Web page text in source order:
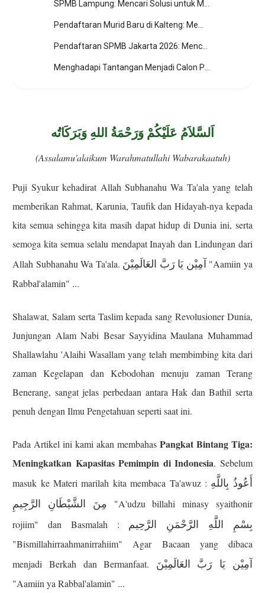
اَلسَّلاَمُ عَلَيْكُمْ وَرَحْمَةُ اللهِ وَبَرَكَاتُه
(Assalamu'alaikum Warahmatullahi Wabarakaatuh)
Puji Syukur kehadirat Allah Subhanahu Wa Ta'ala yang telah
memberikan Rahmat, Karunia, Taufik dan Hidayah-nya kepada
kita semua sehingga kita masih dapat hidup di Dunia ini, serta
semoga kita semua selalu mendapat Inayah dan Lindungan dari
Allah Subhanahu Wa Ta'ala. آمِيْن يَا رَبَّ العَالَمِيْنَ "Aamiin ya
Rabbal'alamin" ...
Shalawat, Salam serta Taslim kepada sang Revolusioner Dunia,
Junjungan Alam Nabi Besar Sayyidina Maulana Muhammad
Shallawlahu 'Alaihi Wasallam yang telah membimbing kita dari
zaman Kegelapan dan Kebodohan menuju zaman Terang
Benerang, sangat jelas perbedaan antara Hak dan Bathil serta
penuh dengan Ilmu Pengetahuan seperti saat ini.
Pada Artikel ini kami akan membahas Pangkat Bintang Tiga:
Meningkatkan Kapasitas Pemimpin di Indonesia. Sebelum
masuk ke Materi marilah kita membaca Ta'awuz : أَعُوذُ بِاللَّهِ
مِنَ الشَّيْطَانِ الرَّجِيمِ "A'udzu billahi minasy syaithonir
rojiim" dan Basmalah : بِسْمِ اللَّهِ الرَّحْمَنِ الرَّحِيم
"Bismillahirraahmanirrahiim" Agar Bacaan yang dibaca
menjadi Berkah dan Bermanfaat. آمِيْن يَا رَبَّ العَالَمِيْنَ
"Aamiin ya Rabbal'alamin" ...